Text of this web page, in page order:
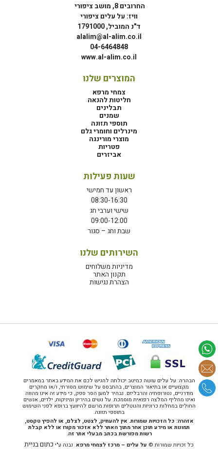
החרובים 8, מושב ציפורי
וויז: על עלים ציפורי
ד"נ המוביל, 1791000
alalim@al-alim.co.il
04-6464848
www.al-alim.co.il
המוצרים שלנו
צמחי מרפא
חליטות להנאה
תבלינים
שמנים
תוספי תזונה
מינרלים וחומרי גלם
מוצרי מורינגה
פטריות
אביזרים
שעות פעילות
ראשון עד חמישי
08:30-16:30
שישי וערבי חג
09:00-12:00
שבת וחג – סגור
השירותים שלנו
מדיניות משלוחים
תקנון האתר
הצהרת נגישות
הבהרה: על עלים עושה כמיטב יכולתה להגיש לכם את המידע באתר במאמרים
מקצועיים או בתיאור המוצרים, בהתבסס על שימוש מסורתי, ו/או מחקרים
מודרניים, נטורופתיה והרבליזם. נבהיר למען הסר ספק, כי מידע זה אינו מהווה
ואינו מחליף המלצה רפואית מוסמכת. על נשים בהיריון ומיניקות, ילדים, אנשים
החולים במחלות כרוניות והנוטלים תרופות מרשם להיוועץ ברופא לפני השימוש
בתוספי תזונה.
אזהרה: כל הזכויות שמורות. אין להעתיק, לצטט, לצלם, או להפיץ טקסט,
תמונות או מידע תוכן אחר מתוך האתר ללא אזכור מקורו או ללא קבלת
רשות מפורשת בכתב מבעלי אתר זה.
כל זכויות שמורות © על עלים – מרכז לצמחי מרפא. נבנה ע"יכתום בניית